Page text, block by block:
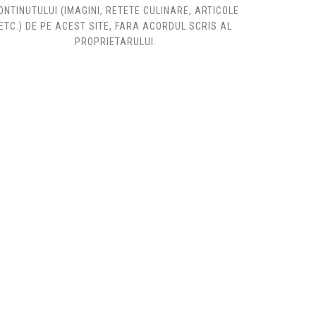
(IMAGINI, RETETE CULINARE, ARTICOLE
DE PE ACEST SITE, FARA ACORDUL SCRIS AL
PROPRIETARULUI.